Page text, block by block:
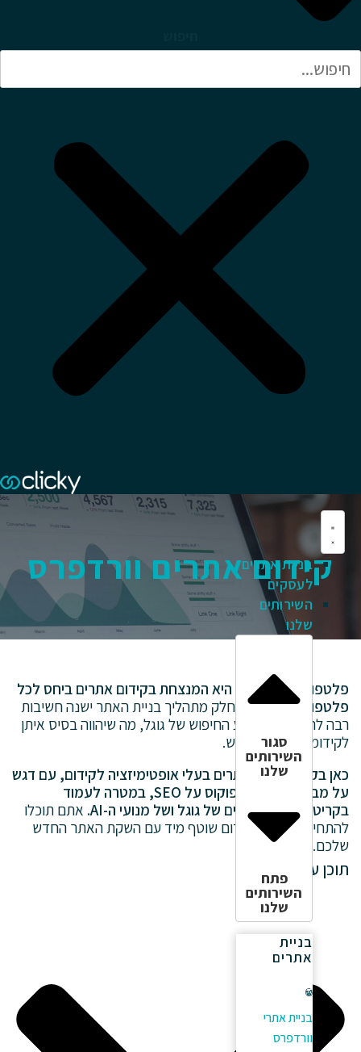
בניית אתרים
לעסקים
השירותים
שלנו
סגור
השירותים
שלנו
פתח
השירותים
שלנו
בניית
אתרים
בניית אתרי
וורדפרס
קידום אתרים וורדפרס
פלטפורמת וורדפרס היא המנצחת בקידום אתרים ביחס לכל
פלטפורמה אחרת.כחלק מתהליך בניית האתר ישנה חשיבות
רבה להתאמתו למנוע החיפוש של גוגל, מה שיהווה בסיס איתן
לקידומו במנוע החיפוש.
כאן בקליקי בונים אתרים בעלי אופטימיזציה לקידום, עם דגש
על מבנה תוכן תקין ופוקוס על SEO, במטרה לעמוד
בקריטריונים המשתנים של גוגל ושל מנועי ה-AI.
אתם תוכלו
להתחיל בפעילות קידום שוטף מיד עם השקת האתר החדש
שלכם.
תוכן עניינים